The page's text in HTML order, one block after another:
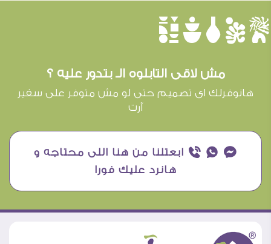
èûôçê
مش لاقى التابلوه الـ بتدور عليه ؟
هانوفرلك اى تصميم حتى لو مش متوفر على سفير
آرت
¥ ₧ ƒ ابعتلنا من هنا اللى محتاجه و
هانرد عليك فورا